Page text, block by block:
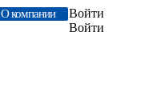
О компании
Войти
Войти